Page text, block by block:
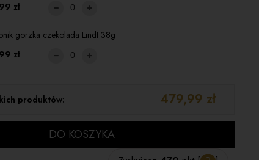
gorzka czekolada Lindt 38g
zł
zł
produktów: 479,99 zł
DO KOSZYKA